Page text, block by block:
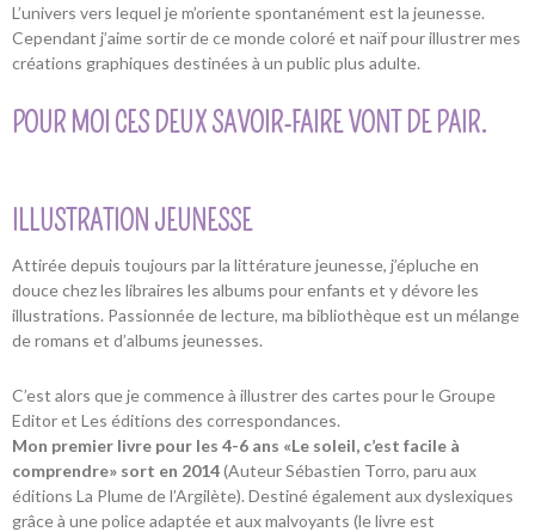
L’univers vers lequel je m’oriente spontanément est la jeunesse.
Cependant j’aime sortir de ce monde coloré et naïf pour illustrer mes
créations graphiques destinées à un public plus adulte.
POUR MOI CES DEUX SAVOIR-FAIRE VONT DE PAIR.
ILLUSTRATION JEUNESSE
Attirée depuis toujours par la littérature jeunesse, j’épluche en
douce chez les libraires les albums pour enfants et y dévore les
illustrations. Passionnée de lecture, ma bibliothèque est un mélange
de romans et d’albums jeunesses.
C’est alors que je commence à illustrer des cartes pour le Groupe
Editor et Les éditions des correspondances.
Mon premier livre pour les 4-6 ans «Le soleil, c’est facile à
comprendre» sort en 2014(Auteur Sébastien Torro, paru aux
éditions La Plume de l’Argilète). Destiné également aux dyslexiques
grâce à une police adaptée et aux malvoyants (le livre est